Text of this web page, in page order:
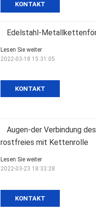
KONTAKT
Edelstahl-
KONTAKT
Lesen Sie weiter
2022-03-18 15:31:05
Augen-der Verbindung
rostfreies mit Kettenrolle
KONTAKT
Lesen Sie weiter
2022-03-23 18:33:28